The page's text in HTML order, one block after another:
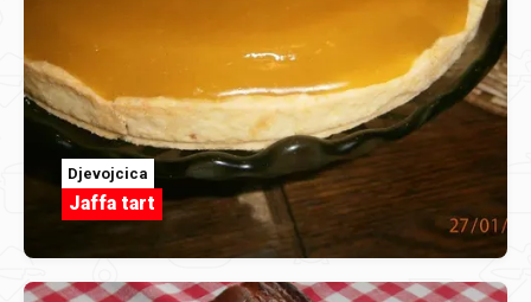
Djevojcica
Jaffa tart